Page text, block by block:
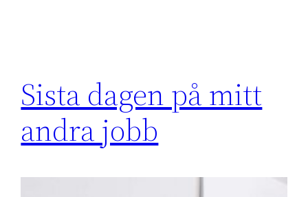
Sista dagen på mitt
andra jobb